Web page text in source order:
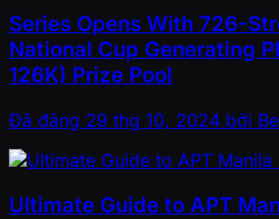
Series Opens With 726-
National Cup Generating
126K) Prize Pool
Đã đăng 29 thg 10, 2024 bởi
Ultimate Guide to APT